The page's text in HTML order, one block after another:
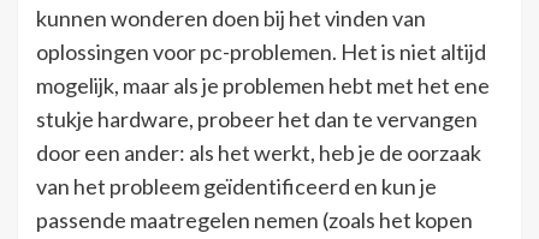
kunnen wonderen doen bij het vinden van
oplossingen voor pc-problemen. Het is niet altijd
mogelijk, maar als je problemen hebt met het ene
stukje hardware, probeer het dan te vervangen
door een ander: als het werkt, heb je de oorzaak
van het probleem geïdentificeerd en kun je
passende maatregelen nemen (zoals het kopen